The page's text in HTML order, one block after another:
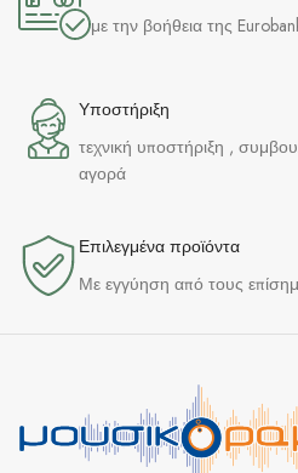
με την βοήθεια της
Υποστήριξη
τεχνική υποστήριξη ,
αγορά
Επιλεγμένα προϊόντα​
Με εγγύηση από τους